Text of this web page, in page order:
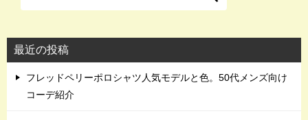
最近の投稿
フレッドペリーポロシャツ人気モデルと色。50代メンズ向け
コーデ紹介